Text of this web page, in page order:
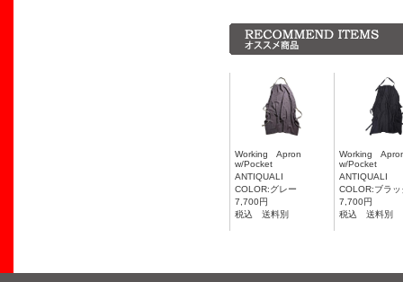
Working Apron
w/Pocket
ANTIQUALI
COLOR:グレー
7,700円
税込 送料別
Working
w/Pocket
ANTIQUALI
COLOR:ブラッ
7,700円
税込 送料別